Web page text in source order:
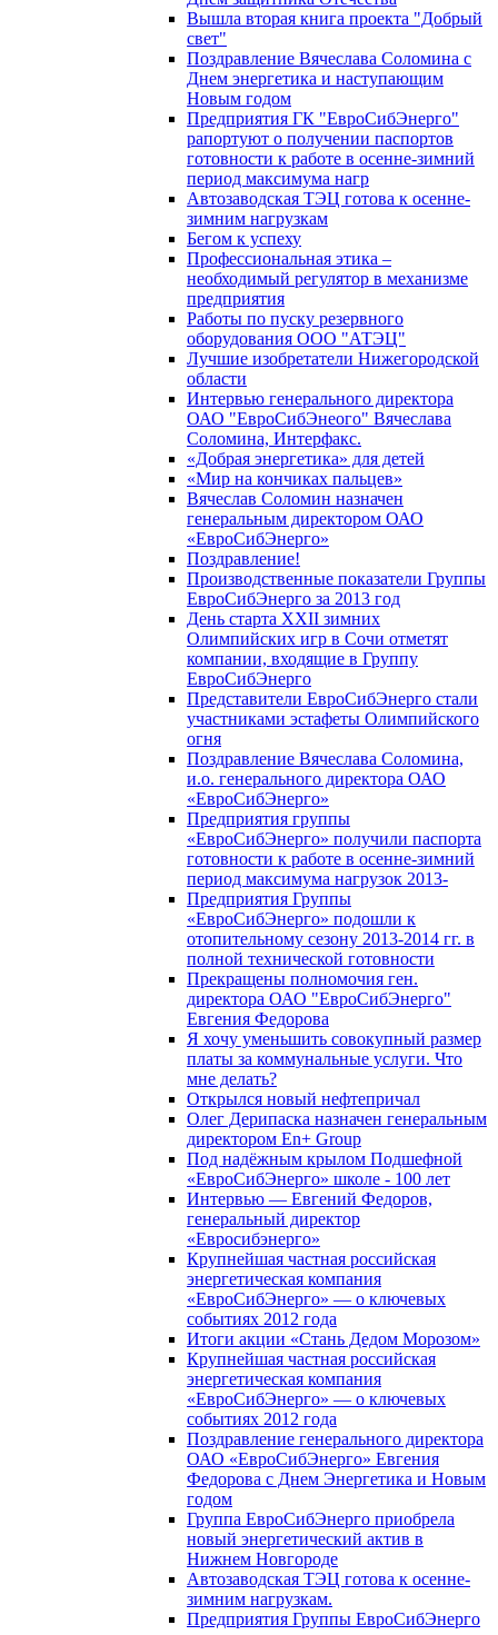
Вышла вторая книга проекта "Добрый
свет"
Поздравление Вячеслава Соломина с
Днем энергетика и наступающим
Новым годом
Предприятия ГК "ЕвроСибЭнерго"
рапортуют о получении паспортов
готовности к работе в осенне-зимний
период максимума нагр
Автозаводская ТЭЦ готова к осенне-
зимним нагрузкам
Бегом к успеху
Профессиональная этика –
необходимый регулятор в механизме
предприятия
Работы по пуску резервного
оборудования ООО "АТЭЦ"
Лучшие изобретатели Нижегородской
области
Интервью генерального директора
ОАО "ЕвроСибЭнеого" Вячеслава
Соломина, Интерфакс.
«Добрая энергетика» для детей
«Мир на кончиках пальцев»
Вячеслав Соломин назначен
генеральным директором ОАО
«ЕвроСибЭнерго»
Поздравление!
Производственные показатели Группы
ЕвроСибЭнерго за 2013 год
День старта XXII зимних
Олимпийских игр в Сочи отметят
компании, входящие в Группу
ЕвроСибЭнерго
Представители ЕвроСибЭнерго стали
участниками эстафеты Олимпийского
огня
Поздравление Вячеслава Соломина,
и.о. генерального директора ОАО
«ЕвроСибЭнерго»
Предприятия группы
«ЕвроСибЭнерго» получили паспорта
готовности к работе в осенне-зимний
период максимума нагрузок 2013-
Предприятия Группы
«ЕвроСибЭнерго» подошли к
отопительному сезону 2013-2014 гг. в
полной технической готовности
Прекращены полномочия ген.
директора ОАО "ЕвроСибЭнерго"
Евгения Федорова
Я хочу уменьшить совокупный размер
платы за коммунальные услуги. Что
мне делать?
Открылся новый нефтепричал
Олег Дерипаска назначен генеральным
директором En+ Group
Под надёжным крылом Подшефной
«ЕвроСибЭнерго» школе - 100 лет
Интервью — Евгений Федоров,
генеральный директор
«Евросибэнерго»
Крупнейшая частная российская
энергетическая компания
«ЕвроСибЭнерго» — о ключевых
событиях 2012 года
Итоги акции «Стань Дедом Морозом»
Крупнейшая частная российская
энергетическая компания
«ЕвроСибЭнерго» — о ключевых
событиях 2012 года
Поздравление генерального директора
ОАО «ЕвроСибЭнерго» Евгения
Федорова с Днем Энергетика и Новым
годом
Группа ЕвроСибЭнерго приобрела
новый энергетический актив в
Нижнем Новгороде
Автозаводская ТЭЦ готова к осенне-
зимним нагрузкам.
Предприятия Группы ЕвроСибЭнерго